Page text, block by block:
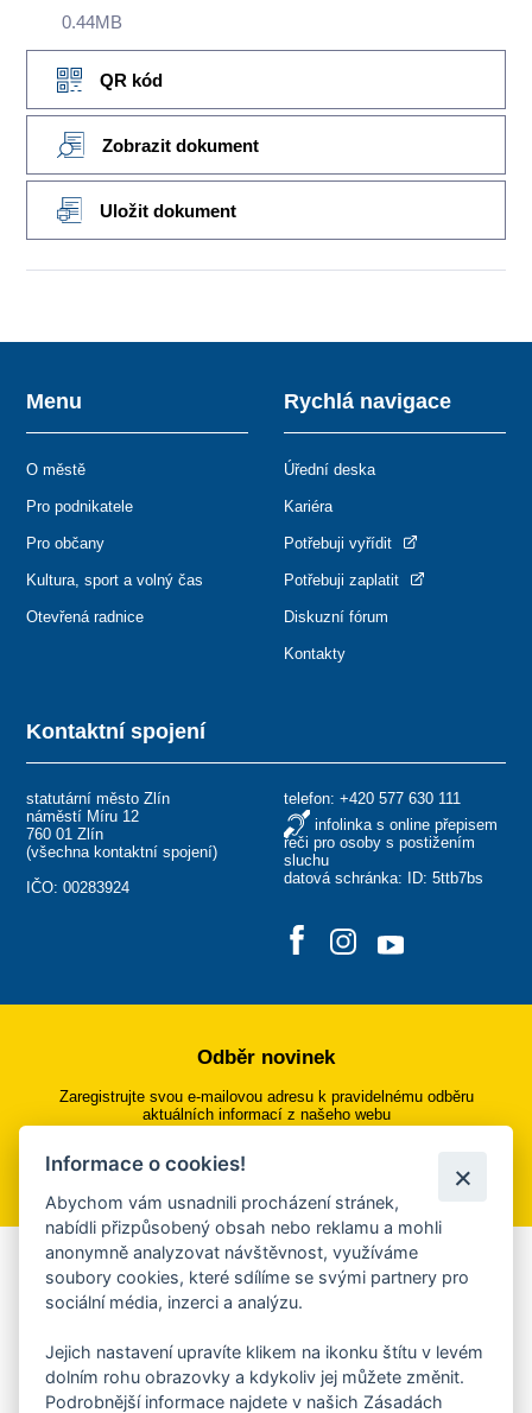
0.44MB
QR kód
Zobrazit dokument
Uložit dokument
Kontaktní spojení
statutární město Zlín
náměstí Míru 12
760 01 Zlín
(všechna kontaktní spojení)
IČO: 00283924
telefon: +420 577 630 111
infolinka s online přepisem
řeči pro osoby s postižením
sluchu
datová schránka: ID: 5ttb7bs
Menu
O městě
Pro podnikatele
Pro občany
Kultura, sport a volný čas
Otevřená radnice
Rychlá navigace
Úřední deska
Kariéra
Potřebuji vyřídit
Potřebuji zaplatit
Diskuzní fórum
Kontakty
Odběr novinek
Zaregistrujte svou e-mailovou adresu k pravidelnému odběru
aktuálních informací z našeho webu
Přihlásit se k odběru
Aplikace Mobilní rozhlas
Chcete dostávat do svého mobilu či mailu upozornění na
ankety, pozvánky na kulturní a sportovní akce?
Více informací o aplikaci
Informace o cookies!
Abychom vám usnadnili procházení stránek,
nabídli přizpůsobený obsah nebo reklamu a mohli
anonymně analyzovat návštěvnost, využíváme
soubory cookies, které sdílíme se svými partnery pro
sociální média, inzerci a analýzu.
Jejich nastavení upravíte klikem na ikonku štítu v levém
dolním rohu obrazovky a kdykoliv jej můžete změnit.
Podrobnější informace najdete v našich Zásadách